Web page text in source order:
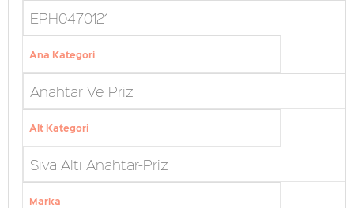
EPH0470121
Ana Kategori
Anahtar Ve Priz
Alt Kategori
Sıva Altı Anahtar-Priz
Marka